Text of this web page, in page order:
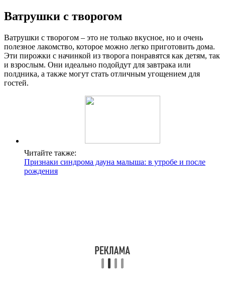
Ватрушки с творогом
Ватрушки с творогом – это не только вкусное, но и очень
полезное лакомство, которое можно легко приготовить дома.
Эти пирожки с начинкой из творога понравятся как детям, так
и взрослым. Они идеально подойдут для завтрака или
полдника, а также могут стать отличным угощением для
гостей.
Читайте также:
Признаки синдрома дауна малыша: в утробе и после
рождения